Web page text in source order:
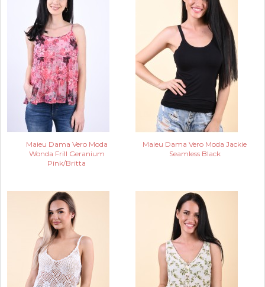
Maieu Dama Vero Moda
Wonda Frill Geranium
Pink/Britta
Maieu Dama Vero Moda Jackie
Seamless Black